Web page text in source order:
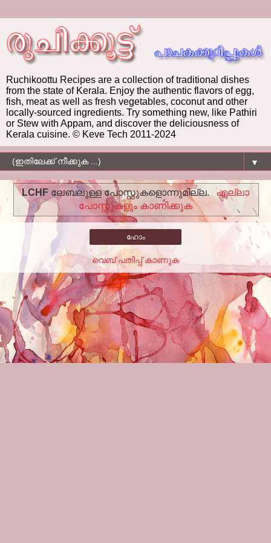
Ruchikoottu Recipes are a collection of traditional dishes
from the state of Kerala. Enjoy the authentic flavors of egg,
fish, meat as well as fresh vegetables, coconut and other
locally-sourced ingredients. Try something new, like Pathiri
or Stew with Appam, and discover the deliciousness of
Kerala cuisine. © Keve Tech 2011-2024
▼
LCHFലേബലുള്ള പോസ്റ്റുകളൊന്നുമില്ല.
എല്ലാ
പോസ്റ്റുകളും കാണിക്കുക
ഹോം
വെബ് പതിപ്പ് കാണുക